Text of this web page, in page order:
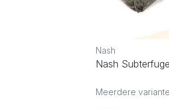
Nash
Nash
Meerdere